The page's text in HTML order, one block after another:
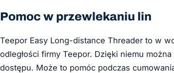
Pomoc w przewlekaniu lin
Teepor Easy Long-distance Threader to w
odległości firmy Teepor. Dzięki niemu
dostępu. Może to pomóc podczas